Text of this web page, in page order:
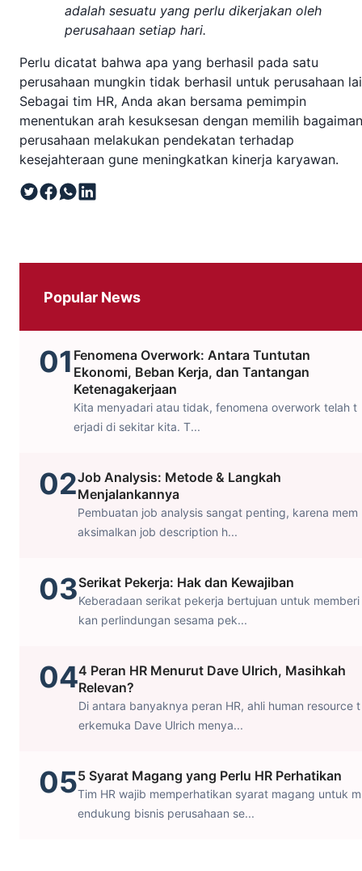
adalah sesuatu yang perlu dikerjakan oleh
perusahaan setiap hari.
Perlu dicatat bahwa apa yang berhasil pada satu
perusahaan mungkin tidak berhasil untuk perusahaan
Sebagai tim HR, Anda akan bersama pemimpin
menentukan arah kesuksesan dengan memilih
perusahaan melakukan pendekatan terhadap
kesejahteraan gune meningkatkan kinerja karyawan.
Popular News
01 Fenomena Overwork: Antara Tuntutan
Ekonomi, Beban Kerja, dan Tantangan
Ketenagakerjaan
Kita menyadari atau tidak, fenomena overwork telah t
erjadi di sekitar kita. T...
02Job Analysis: Metode & Langkah
Menjalankannya
Pembuatan job analysis sangat penting, karena mem
aksimalkan job description h...
03Serikat Pekerja: Hak dan Kewajiban
Keberadaan serikat pekerja bertujuan untuk memberi
kan perlindungan sesama pek...
044 Peran HR Menurut Dave Ulrich, Masihkah
Relevan?
Di antara banyaknya peran HR, ahli human resource t
erkemuka Dave Ulrich menya...
055 Syarat Magang yang Perlu HR Perhatikan
Tim HR wajib memperhatikan syarat magang untuk m
endukung bisnis perusahaan se...